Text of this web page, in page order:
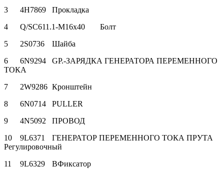
3
4H7869
Прокладка
4
Q/SC611.1-M16x40
Болт
5
2S0736
Шайба
6
6N9294
GP.-ЗАРЯДКА ГЕНЕРАТОРА ПЕРЕМЕННОГО
ТОКА
7
2W9286 Кронштейн
8
6N0714
PULLER
9
4N5092
ПРОВОД
10
9L6371
ГЕНЕРАТОР ПЕРЕМЕННОГО ТОКА ПРУТА
Регулировочный
11
9L6329 BФиксатор